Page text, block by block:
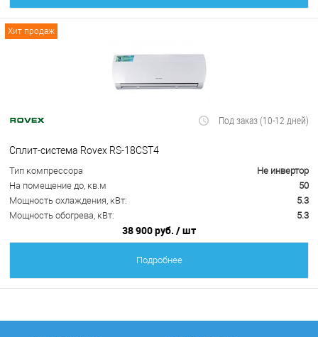
Хит продаж
Под заказ (10-12 дней)
Сплит-система Rovex RS-18CST4
Тип компрессора
Не инвертор
На помещение до, кв.м
50
Мощность охлаждения, кВт:
5.3
Мощность обогрева, кВт:
5.3
38 900 руб. / шт
Подробнее